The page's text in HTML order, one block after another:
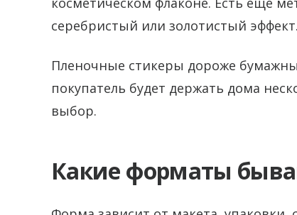
серебристый или золотистый эффект.
Пленочные стикеры дороже
покупатель будет держать дома
выбор.
Какие форматы